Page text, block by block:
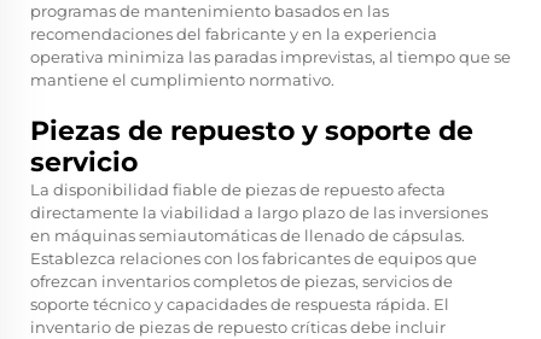
programas de mantenimiento basados en las
recomendaciones del fabricante y en la experiencia
operativa minimiza las paradas imprevistas, al tiempo que se
mantiene el cumplimiento normativo.
Piezas de repuesto y soporte de
servicio
La disponibilidad fiable de piezas de repuesto afecta
directamente la viabilidad a largo plazo de las inversiones
en máquinas semiautomáticas de llenado de cápsulas.
Establezca relaciones con los fabricantes de equipos que
ofrezcan inventarios completos de piezas, servicios de
soporte técnico y capacidades de respuesta rápida. El
inventario de piezas de repuesto críticas debe incluir